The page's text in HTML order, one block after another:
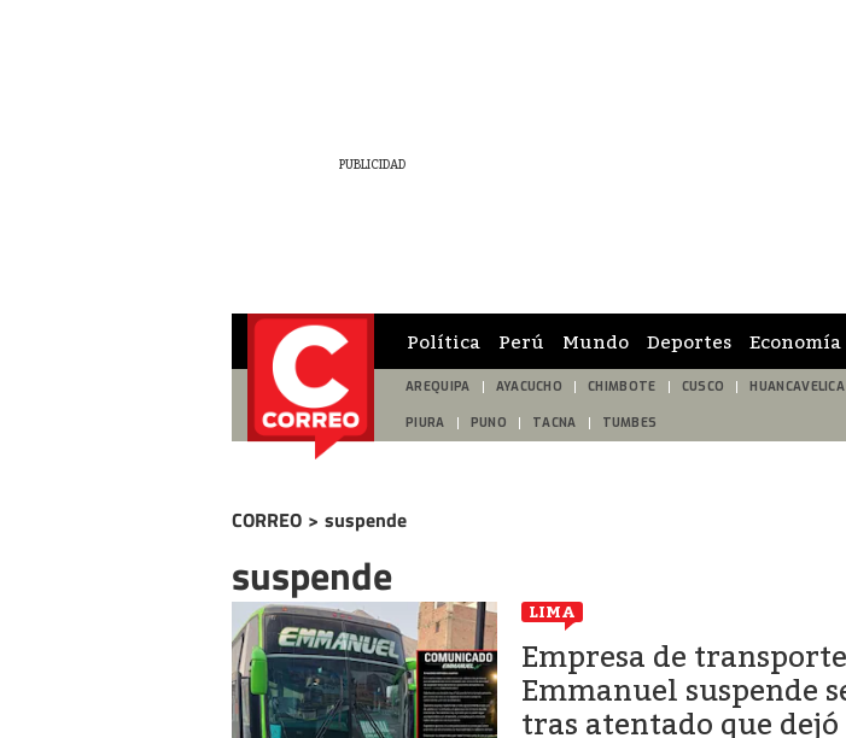
Política Perú Mundo Deportes Economía
AREQUIPA AYACUCHO CHIMBOTE CUSCO HUANCAVELICA
PIURA PUNO TACNA TUMBES
CORREO > suspende
suspende
LIMA
Empresa de
Emmanuel suspende
tras atentado que dejó